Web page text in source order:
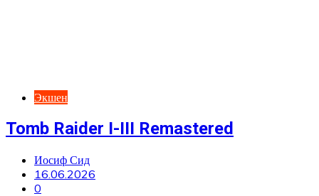
Экшен
Tomb Raider I-III Remastered
Иосиф Сид
16.06.2026
0